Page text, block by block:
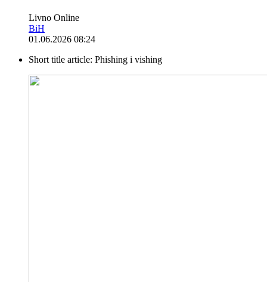
Livno Online
BiH
01.06.2026 08:24
Short title article: Phishing i vishing